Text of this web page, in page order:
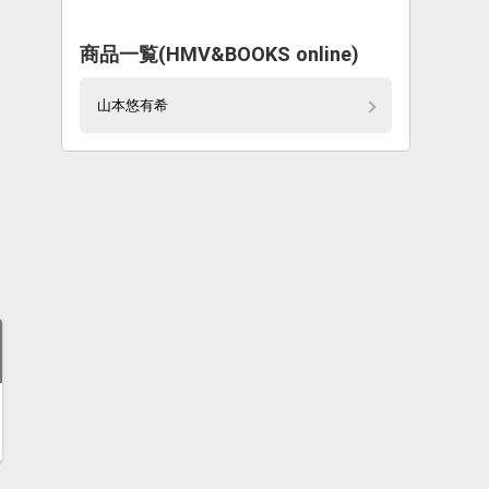
商品一覧(HMV&BOOKS online)
山本悠有希